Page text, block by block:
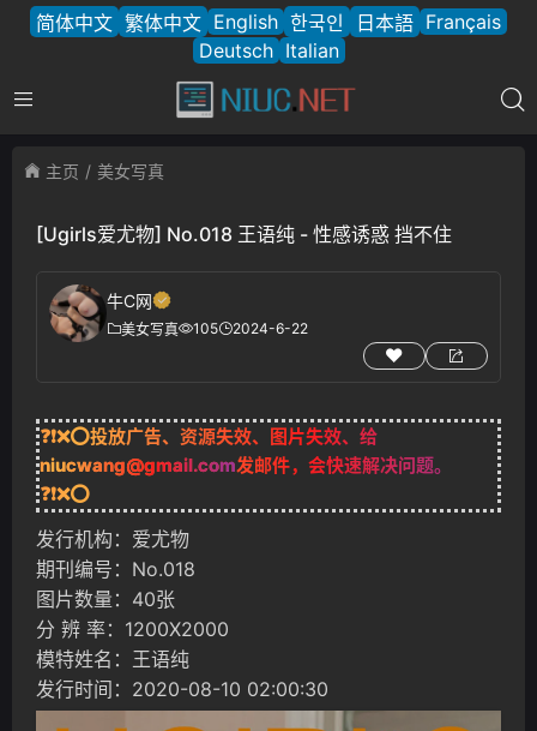
简体中文 繁体中文 English 한국인 日本語 Français
Deutsch Italian
主页 美女写真
[Ugirls爱尤物] No.018 王语纯 - 性感诱惑 挡不住
牛C网
美女写真 105 2024-6-22
❓❗❌⭕投放广告、资源失效、图片失效、给
niucwang@gmail.com发邮件，会快速解决问题。
❓❗❌⭕
发行机构：爱尤物
期刊编号：No.018
图片数量：40张
分 辨 率：1200X2000
模特姓名：王语纯
发行时间：2020-08-10 02:00:30